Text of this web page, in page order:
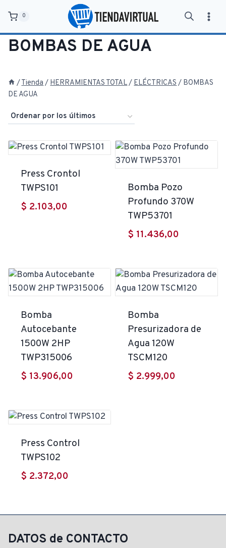
contenido
0
BOMBAS DE AGUA
/Tienda/HERRAMIENTAS TOTAL/ELÉCTRICAS/ BOMBAS
DE AGUA
Press Crontol
TWPS101
$ 2.103,00
Bomba Pozo
Profundo 370W
TWP53701
$ 11.436,00
Bomba
Autocebante
1500W 2HP
TWP315006
$ 13.906,00
Bomba
Presurizadora de
Agua 120W
TSCM120
$ 2.999,00
Press Control
TWPS102
$ 2.372,00
DATOS de CONTACTO